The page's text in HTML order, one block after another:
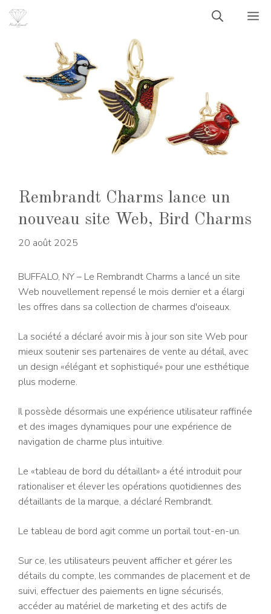
Aller
Rembrandt Charms lance un
nouveau site Web, Bird Charms
20 août 2025
BUFFALO, NY – Le Rembrandt Charms a lancé un site
Web nouvellement repensé le mois dernier et a élargi
les offres dans sa collection de charmes d'oiseaux.
La société a déclaré avoir mis à jour son site Web pour
mieux soutenir ses partenaires de vente au détail, avec
un design «élégant et sophistiqué» pour une esthétique
plus moderne.
Il possède désormais une expérience utilisateur raffinée
et des images dynamiques pour une expérience de
navigation de charme plus intuitive.
Le «tableau de bord du détaillant» a été introduit pour
rationaliser et élever les opérations quotidiennes des
détaillants de la marque, a déclaré Rembrandt.
Le tableau de bord agit comme un portail tout-en-un.
Sur ce, les utilisateurs peuvent afficher et gérer les
détails du compte, les commandes de placement et de
suivi, effectuer des paiements en ligne sécurisés,
accéder au matériel de marketing et des actifs de